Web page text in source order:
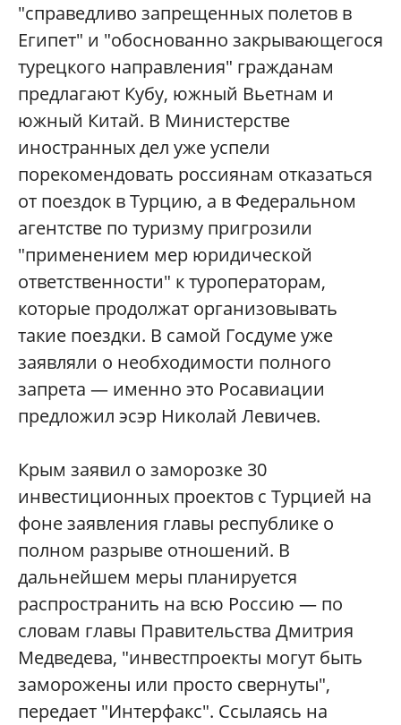
"справедливо запрещенных полетов в
Египет" и "обоснованно закрывающегося
турецкого направления" гражданам
предлагают Кубу, южный Вьетнам и
южный Китай. В Министерстве
иностранных дел уже успели
порекомендовать россиянам отказаться
от поездок в Турцию, а в Федеральном
агентстве по туризму пригрозили
"применением мер юридической
ответственности" к туроператорам,
которые продолжат организовывать
такие поездки. В самой Госдуме уже
заявляли о необходимости полного
запрета — именно это Росавиации
предложил эсэр Николай Левичев.
Крым заявил о заморозке 30
инвестиционных проектов с Турцией на
фоне заявления главы республике о
полном разрыве отношений. В
дальнейшем меры планируется
распространить на всю Россию — по
словам главы Правительства Дмитрия
Медведева, "инвестпроекты могут быть
заморожены или просто свернуты",
передает "Интерфакс". Ссылаясь на